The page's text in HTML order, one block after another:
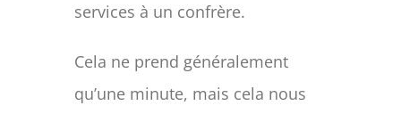
services à un confrère.
Cela ne prend généralement
qu’une minute, mais cela nous